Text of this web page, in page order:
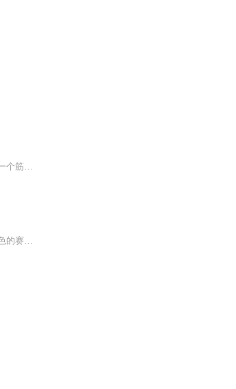
孙悟空，法号行者，是唐僧的大徒弟。会七十二变、腾云驾雾。一双火眼金睛，能看穿妖魔鬼怪伪装的伎俩；一个筋斗能翻十万八千里；使用的兵器如意金箍棒。他占花果山为王，自称齐天大圣，搅乱王母娘娘的蟠桃胜会，偷吃太上老君的长生不老金丹，打败天宫十万天兵天将，又自不量力地与如来佛祖斗法，被压在五行山下五百多年。后来经观世音菩萨点化，保护唐僧西天取经，历经九九八十一难，取得真经。
重生到龙珠世界成为孙悟空，我表示压力很大！弗利萨，听说你很怕金色的赛亚人？要不我变个蓝色的吧，蓝色的赛亚人你怕不怕？话说沙鲁，你不是能无限再生的么？我不就砍了你九百九十九条胳膊么，快再生一条让我凑个整呗！贝吉塔呦，我真不知道特兰克斯的发型为什么这么像我，你不信隔壁老王，还能不信我隔壁老孙么？变成赛亚人后，脾气真的是越来越暴躁了，发起狠来，元气弹都往自己头上砸...